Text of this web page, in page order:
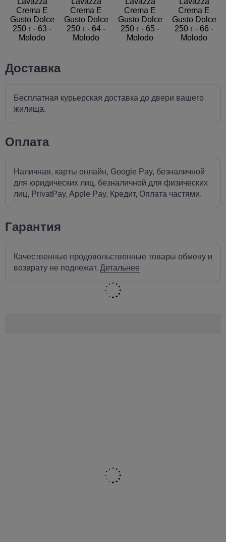
Доставка
Бесплатная курьерская доставка до двери вашего
жилища.
Оплата
Наличная, карты онлайн, Google Pay, безналичной
для юридических лиц, безналичной для физических
лиц, PrivatPay, Apple Pay, Кредит, Оплата частями.
Гарантия
Качественные продовольственные товары обмену и
возврату не подлежат. Детальнее